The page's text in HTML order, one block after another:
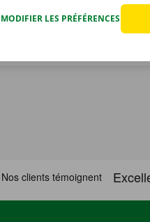
MODIFIER LES PRÉFÉRENCES